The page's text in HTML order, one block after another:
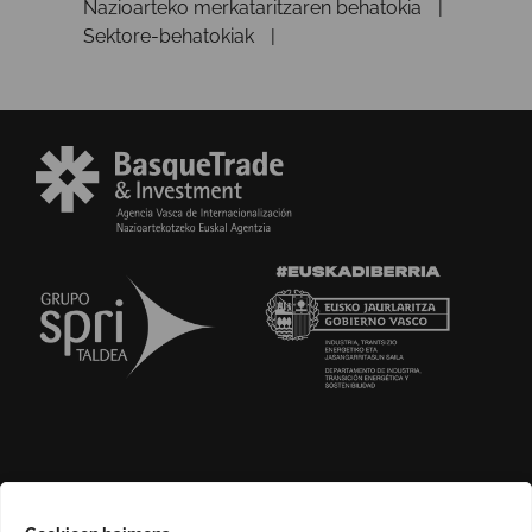
Nazioarteko merkataritzaren behatokia
Sektore-behatokiak